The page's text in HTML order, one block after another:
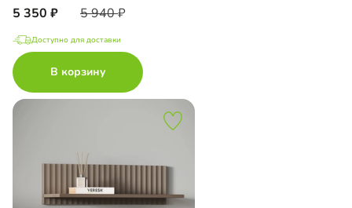
5 350 5 940
Доступно для доставки
В корзину